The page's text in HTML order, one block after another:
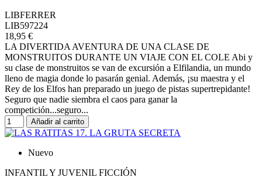
LIBFERRER
LIB597224
18,95 €
LA DIVERTIDA AVENTURA DE UNA CLASE DE
MONSTRUITOS DURANTE UN VIAJE CON EL COLE Abi y
su clase de monstruitos se van de excursión a Elfilandia, un mundo
lleno de magia donde lo pasarán genial. Además, ¡su maestra y el
Rey de los Elfos han preparado un juego de pistas supertrepidante!
Seguro que nadie siembra el caos para ganar la
competición...seguro...
Añadir al carrito
Nuevo
INFANTIL Y JUVENIL FICCIÓN